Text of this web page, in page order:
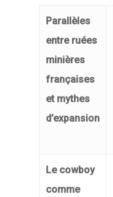
Parallèles
entre ruées
minières
françaises
et mythes
d’expansion
Le cowboy
comme